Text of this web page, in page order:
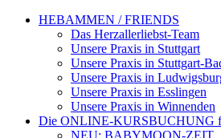
HEBAMMEN / FRIENDS
Das Herzallerliebst-Team
Unsere Praxis in Stuttgart
Unsere Praxis in Stuttgart-
Unsere Praxis in
Unsere Praxis in Esslingen
Unsere Praxis in Winnenden
Die ONLINE-KURSBUCHUNG
NEU: BABYMOON-ZEIT